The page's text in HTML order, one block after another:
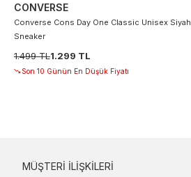
CONVERSE
Converse Cons Day One Classic Unisex Siyah
Sneaker
1.499 TL1.299 TL
Son 10 Günün En Düşük Fiyatı
MÜŞTERI İLIŞKILERI